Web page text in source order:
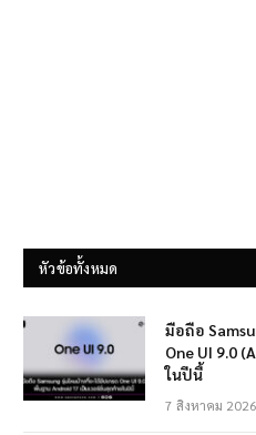
หัวข้อทั้งหมด
มือถือ
One UI 9.0
ในปีนี้
7 สิงหาคม 2026